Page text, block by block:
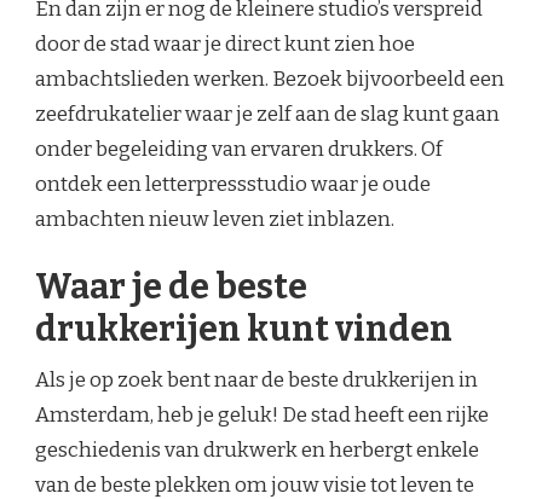
En dan zijn er nog de kleinere studio’s verspreid
door de stad waar je direct kunt zien hoe
ambachtslieden werken. Bezoek bijvoorbeeld een
zeefdrukatelier waar je zelf aan de slag kunt gaan
onder begeleiding van ervaren drukkers. Of
ontdek een letterpressstudio waar je oude
ambachten nieuw leven ziet inblazen.
Waar je de beste
drukkerijen kunt vinden
Als je op zoek bent naar de beste drukkerijen in
Amsterdam, heb je geluk! De stad heeft een rijke
geschiedenis van drukwerk en herbergt enkele
van de beste plekken om jouw visie tot leven te